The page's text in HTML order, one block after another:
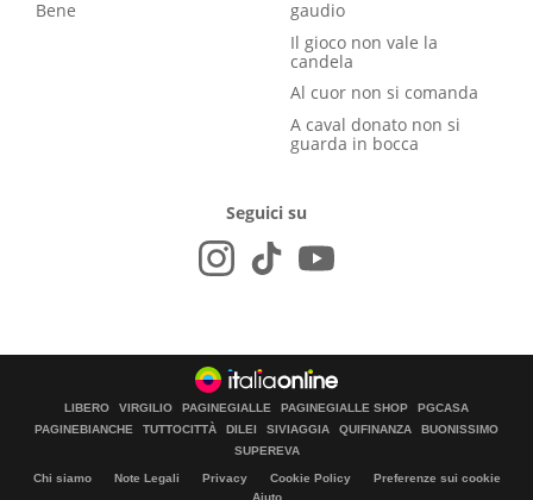
Bene
gaudio
Il gioco non vale la
candela
Al cuor non si comanda
A caval donato non si
guarda in bocca
Seguici su
LIBERO VIRGILIO PAGINEGIALLE PAGINEGIALLE SHOP
PGCASA
PAGINEBIANCHE
TUTTOCITTÀ DILEI SIVIAGGIA QUIFINANZA
BUONISSIMO
SUPEREVA
Chi siamo Note Legali Privacy Cookie Policy
Preferenze sui cookie